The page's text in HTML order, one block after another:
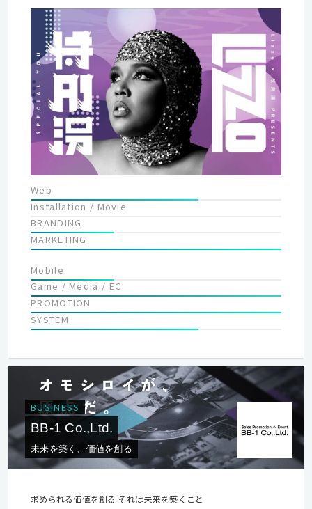
ーションツール「B.O.M」の運営、デジタルマーケティング支援
業務などを行っています。
Web
Installation / Movie
BRANDING
MARKETING
Mobile
Game / Media / EC
PROMOTION
SYSTEM
BUSINESS
BB-1 Co.,Ltd.
未来を築く、価値を創る
求められる価値を創る それは未来を築くこと